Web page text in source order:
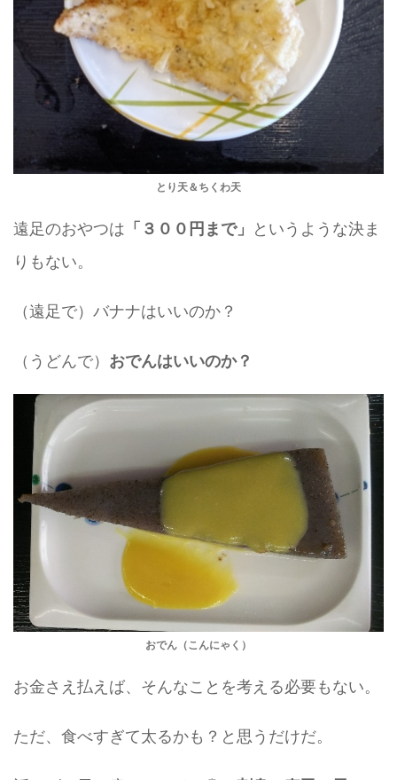
とり天＆ちくわ天
遠足のおやつは 「３００円まで」 というような決ま
りもない。
（遠足で）バナナはいいのか？
（うどんで） おでんはいいのか？
おでん（こんにゃく）
お金さえ払えば、そんなことを考える必要もない。
ただ、食べすぎて太るかも？と思うだけだ。